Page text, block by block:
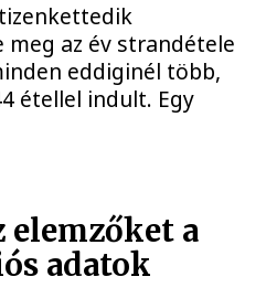
az év strandétele
eddiginél több,
étellel indult. Egy
elemzőket a
adatok